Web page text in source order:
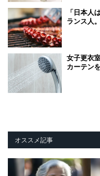
「日本人
ランス人
女子更衣
カーテン
オススメ記事